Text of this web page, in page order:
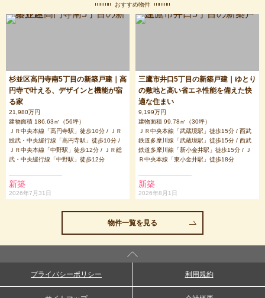
おすすめ物件
杉並区高円寺南5丁目の新築戸建｜高
円寺で叶える、デザインと機能が宿
る家
21,980万円
建物面積 186.63㎡（56坪）
ＪＲ中央本線「高円寺駅」徒歩10分 / ＪＲ
総武・中央緩行線「高円寺駅」徒歩10分 /
ＪＲ中央本線「中野駅」徒歩12分 / ＪＲ総
武・中央緩行線「中野駅」徒歩12分
新築
2026年7月31日
三鷹市井口5丁目の新築戸建｜ゆとり
の敷地と高い省エネ性能を備えた快
適な住まい
9,199万円
建物面積 99.78㎡（30坪）
ＪＲ中央本線「武蔵境駅」徒歩15分 / 西武
鉄道多摩川線「武蔵境駅」徒歩15分 / 西武
鉄道多摩川線「新小金井駅」徒歩15分 / Ｊ
Ｒ中央本線「東小金井駅」徒歩18分
新築
2026年8月1日
物件一覧を見る
プライバシーポリシー 利用規約